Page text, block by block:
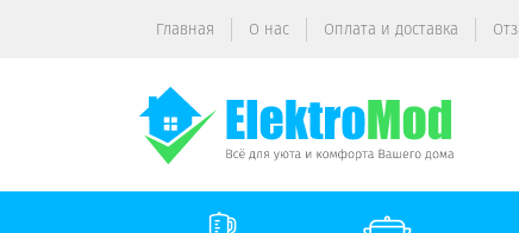
Главная О нас Оплата и доставка